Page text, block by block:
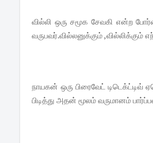
வில்லி ஒரு சமூக சேவகி என்ற
வருபவர்.வில்லனுக்கும் ,வில்லிக்கும்
நாயகன் ஒரு பிரைவேட்
பிடித்து அதன் மூலம் வருமானம்